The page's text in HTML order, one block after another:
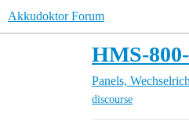
Akkudoktor Forum
HMS-
Panels,
discourse